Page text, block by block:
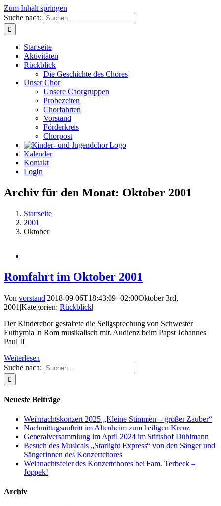
Zum Inhalt springen
Suche nach:
Startseite
Aktivitäten
Rückblick
Die Geschichte des Chores
Unser Chor
Unsere Chorgruppen
Probezeiten
Chorfahrten
Vorstand
Förderkreis
Chorpost
Kalender
Kontakt
LogIn
Archiv für den Monat: Oktober 2001
Startseite
2001
Oktober
Romfahrt im Oktober 2001
Von vorstand|2018-09-06T18:43:09+02:00Oktober 3rd,
2001 |Kategorien: Rückblick|
Der Kinderchor gestaltete die Seligsprechung von Schwester
Euthymia in Rom musikalisch mit. Audienz beim Papst Johannes
Paul II
Weiterlesen
Suche nach:
Neueste Beiträge
Weihnachtskonzert 2025 „Kleine Stimmen – großer Zauber“
Nachmittagsauftritt im Altenheim zum heiligen Kreuz
Generalversammlung im April 2024 im Stiftshof Dühlmann
Besuch des Musicals „Starlight Express“ von den Sänger und
Sängerinnen des Konzertchores
Weihnachtsfeier des Konzertchores bei Fam. Terbeck –
Joppek!
Archiv